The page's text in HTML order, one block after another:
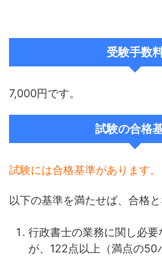
受験手数
7,000円です。
試験の合格
試験には合格基準があります。
以下の基準を満たせば、合格と
行政書士の業務に関し必
が、122点以上（満点の50